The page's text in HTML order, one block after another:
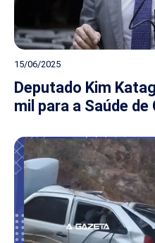
15/06/2025
Deputado Kim
mil para a Saúde de